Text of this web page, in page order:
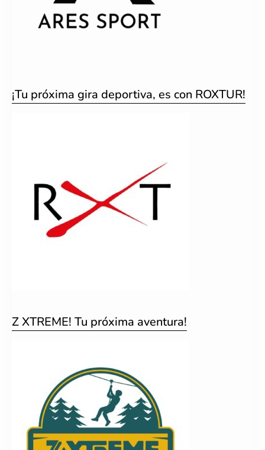
¡Tu próxima gira deportiva, es con ROXTUR!
Z XTREME! Tu próxima aventura!